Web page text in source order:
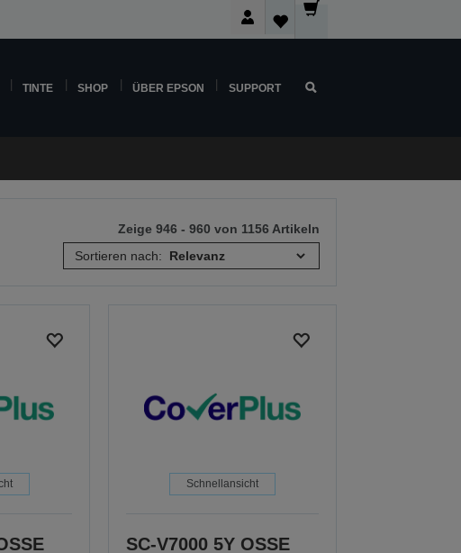
TINTE SHOP ÜBER EPSON SUPPORT
Zeige 946 - 960 von 1156 Artikeln
Sortieren nach:
Schnellansicht
SC-V7000 5Y OSSE